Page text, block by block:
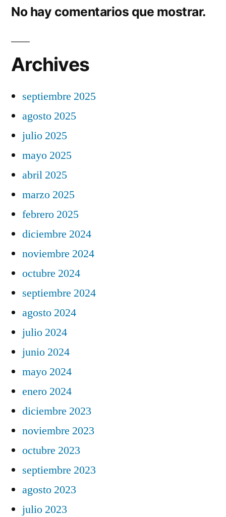
No hay comentarios que mostrar.
Archives
septiembre 2025
agosto 2025
julio 2025
mayo 2025
abril 2025
marzo 2025
febrero 2025
diciembre 2024
noviembre 2024
octubre 2024
septiembre 2024
agosto 2024
julio 2024
junio 2024
mayo 2024
enero 2024
diciembre 2023
noviembre 2023
octubre 2023
septiembre 2023
agosto 2023
julio 2023